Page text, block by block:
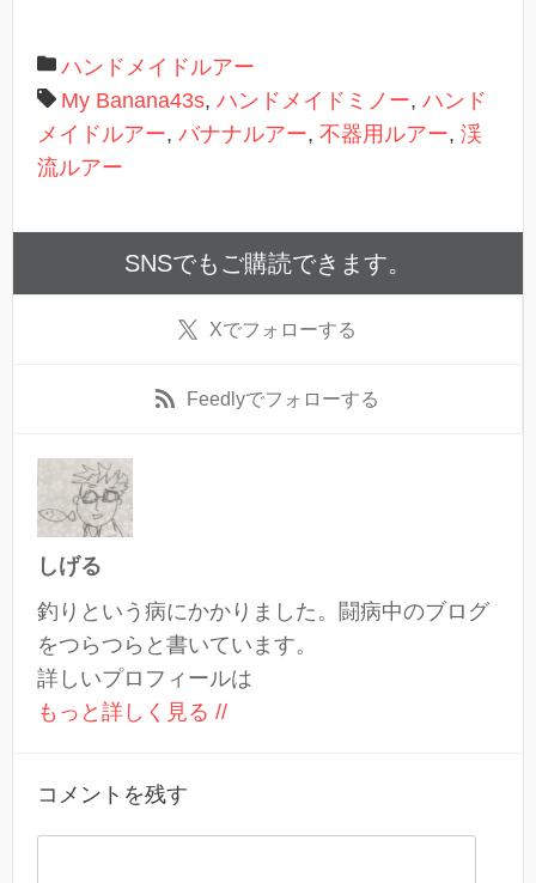
ハンドメイドルアー
My Banana43s, ハンドメイドミノー, ハンド
メイドルアー, バナナルアー, 不器用ルアー, 渓
流ルアー
SNSでもご購読できます。
Xでフォローする
Feedlyでフォローする
しげる
釣りという病にかかりました。闘病中のブログ
をつらつらと書いています。
詳しいプロフィールは
もっと詳しく見る //
コメントを残す